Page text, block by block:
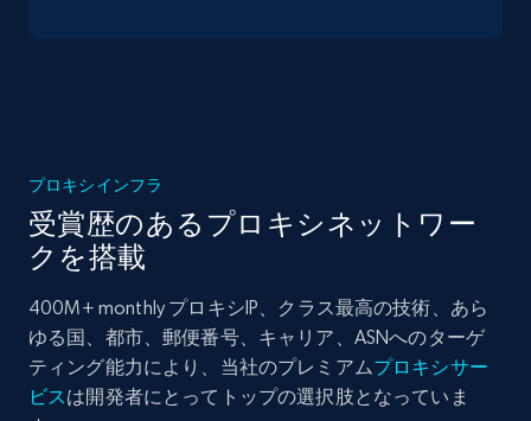
プロキシインフラ
受賞歴のあるプロキシネットワー
クを搭載
400M+ monthly プロキシIP、クラス最高の技術、あら
ゆる国、都市、郵便番号、キャリア、ASNへのターゲ
ティング能力により、当社のプレミアムプロキシサー
ビス は開発者にとってトップの選択肢となっていま